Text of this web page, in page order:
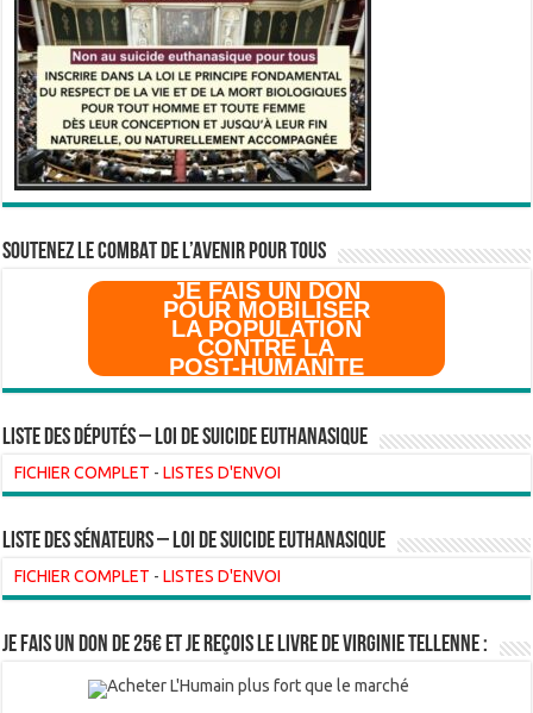
SOUTENEZ LE COMBAT DE L’AVenir pour Tous
JE FAIS UN DON
POUR MOBILISER
LA POPULATION
CONTRE LA
POST-HUMANITE
Liste des Députés – Loi de suicide euthanasique
FICHIER COMPLET -LISTES D'ENVOI
liste des sénateurs – loi de suicide euthanasique
FICHIER COMPLET -LISTES D'ENVOI
Je fais un don de 25€ et je reçois le livre de Virginie Tellenne :